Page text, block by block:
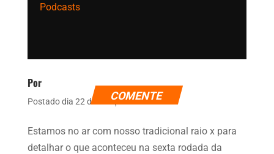
Podcasts
Por
Postado dia 22 de março de 2024
COMENTE
Estamos no ar com nosso tradicional raio x para
detalhar o que aconteceu na sexta rodada da